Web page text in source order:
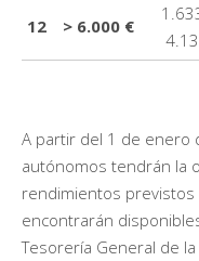
12 > 6.000 €
A partir del 1 de enero
autónomos tendrán la
rendimientos
encontrarán
Tesorería General de